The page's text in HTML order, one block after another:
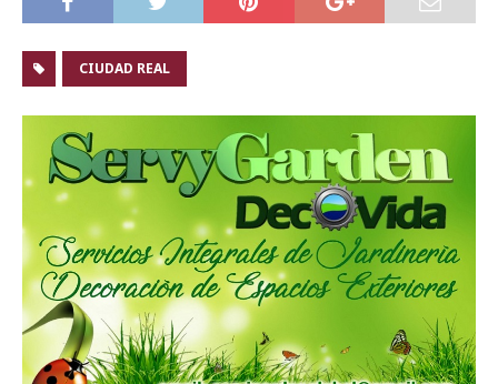
CIUDAD REAL